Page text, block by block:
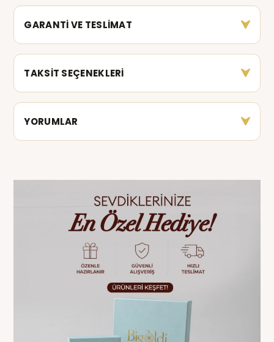
GARANTİ VE TESLİMAT
TAKSİT SEÇENEKLERİ
YORUMLAR